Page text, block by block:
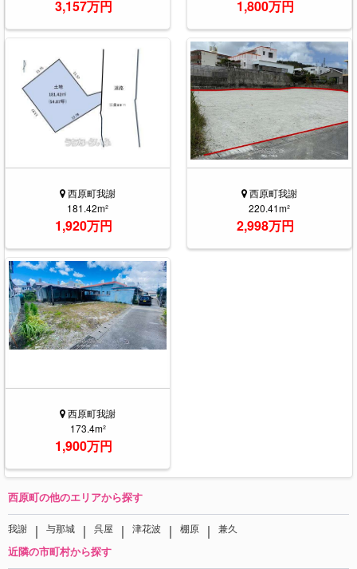
3,157万円 1,800万円
西原町我謝
181.42m²
1,920万円
西原町我謝
220.41m²
2,998万円
西原町我謝
173.4m²
1,900万円
西原町の他のエリアから探す
我謝 ｜ 与那城 ｜ 呉屋 ｜ 津花波 ｜ 棚原 ｜ 兼久
近隣の市町村から探す